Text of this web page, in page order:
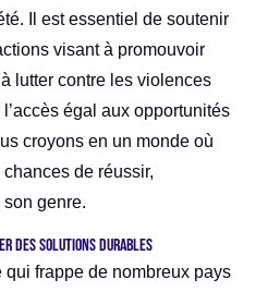
Il est essentiel de soutenir
visant à promouvoir
à lutter contre les violences
égal aux opportunités
croyons en un monde où
de réussir,
genre.
des solutions durables
qui frappe de nombreux pays